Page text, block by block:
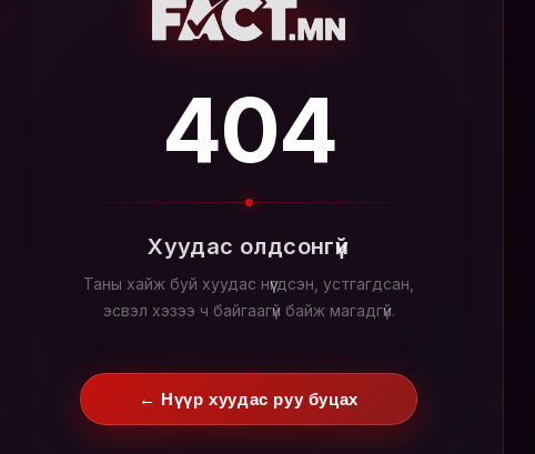
404
Хуудас олдсонгүй
Таны хайж буй хуудас нүүгдсэн, устгагдсан,
эсвэл хэзээ ч байгаагүй байж магадгүй.
← Нүүр хуудас руу буцах